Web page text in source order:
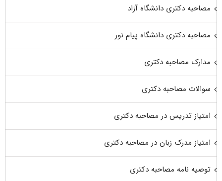
مصاحبه دکتری دانشگاه آزاد
مصاحبه دکتری دانشگاه پیام نور
مدارک مصاحبه دکتری
سوالات مصاحبه دکتری
امتیاز تدریس در مصاحبه دکتری
امتیاز مدرک زبان در مصاحبه دکتری
توصیه نامه مصاحبه دکتری